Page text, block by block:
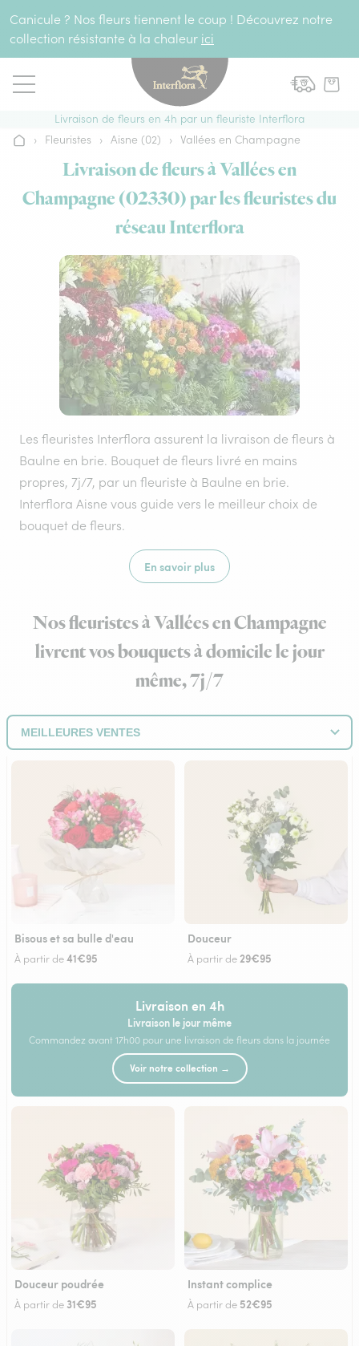
Canicule ? Nos fleurs tiennent le coup ! Découvrez notre
collection résistante à la chaleur ici
Livraison de fleurs en 4h par un fleuriste Interflora
Accueil
› Fleuristes › Aisne (02) › Vallées en Champagne
Livraison de fleurs à Vallées en
Champagne (02330) par les fleuristes du
réseau Interflora
Les fleuristes Interflora assurent la livraison de fleurs à
Baulne en brie. Bouquet de fleurs livré en mains
propres, 7j/7, par un fleuriste à Baulne en brie.
Interflora Aisne vous guide vers le meilleur choix de
bouquet de fleurs.
En savoir plus
Nos fleuristes à Vallées en Champagne
livrent vos bouquets à domicile le jour
même, 7j/7
Bisous et sa bulle d'eau
À partir de41€95
Douceur
À partir de29€95
Livraison en 4h
Livraison le jour même
Commandez avant 17h00 pour une livraison de fleurs dans la journée
Voir notre collection →
Douceur poudrée
À partir de 31€95
Instant complice
À partir de 52€95